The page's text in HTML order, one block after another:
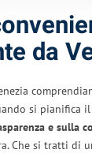
da
si pianifica il
e sulla
Che si tratti di